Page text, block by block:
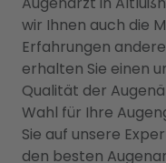
wir Ihnen auch die
Erfahrungen
erhalten Sie einen
Qualität der
Wahl für Ihre
Sie auf unsere
den besten